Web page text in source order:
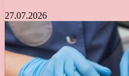
27.07.2026